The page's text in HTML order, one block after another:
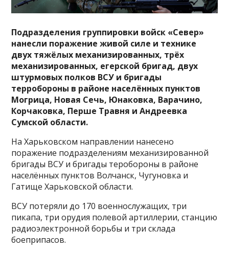
Подразделения группировки войск «Север»
нанесли поражение живой силе и технике
двух тяжёлых механизированных, трёх
механизированных, егерской бригад, двух
штурмовых полков ВСУ и бригады
терробороны в районе населённых пунктов
Могрица, Новая Сечь, Юнаковка, Варачино,
Корчаковка, Перше Травня и Андреевка
Сумской области.
На Харьковском направлении нанесено
поражение подразделениям механизированной
бригады ВСУ и бригады теробороны в районе
населённых пунктов Волчанск, Чугуновка и
Гатище Харьковской области.
ВСУ потеряли до 170 военнослужащих, три
пикапа, три орудия полевой артиллерии, станцию
радиоэлектронной борьбы и три склада
боеприпасов.